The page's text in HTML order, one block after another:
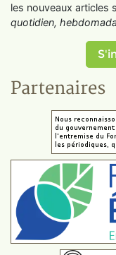
les nouveaux articles
quotidien,
Partenaires